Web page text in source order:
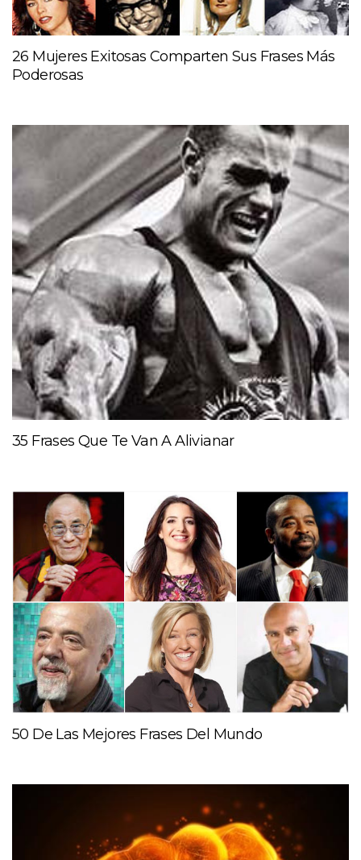
26 Mujeres Exitosas Comparten Sus Frases Más
Poderosas
35 Frases Que Te Van A Alivianar
50 De Las Mejores Frases Del Mundo